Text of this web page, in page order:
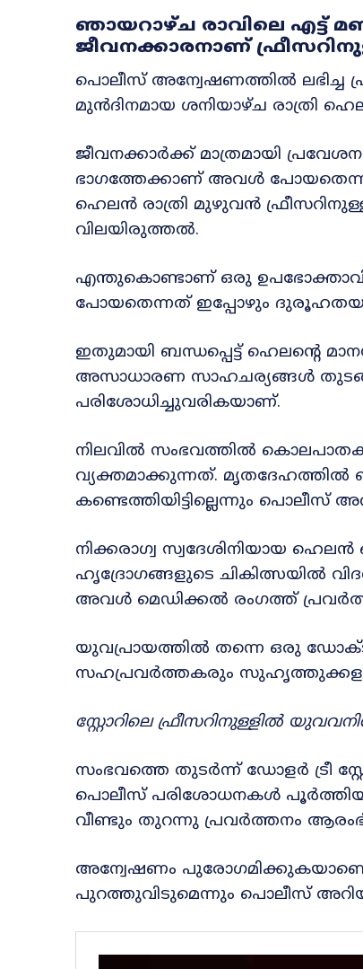
ഞായറാഴ്ച രാവിലെ എട്ട്
ജീവനക്കാരനാണ്
പൊലീസ് അന്വേഷണത്തിൽ ലഭിച്ച
മുൻദിനമായ ശനിയാഴ്ച രാത്രി
ജീവനക്കാർക്ക് മാത്രമായി
ഭാഗത്തേക്കാണ് അവൾ
ഹെലൻ രാത്രി മുഴുവൻ
വിലയിരുത്തൽ.
എന്തുകൊണ്ടാണ് ഒരു
പോയതെന്നത് ഇപ്പോഴും
ഇതുമായി ബന്ധപ്പെട്ട് ഹെലന്റെ
അസാധാരണ സാഹചര്യങ്ങൾ
പരിശോധിച്ചുവരികയാണ്.
നിലവിൽ സംഭവത്തിൽ
വ്യക്തമാക്കുന്നത്. മൃതദേഹത്തിൽ
കണ്ടെത്തിയിട്ടില്ലെന്നും പൊലീസ്
നിക്കരാഗ്വ സ്വദേശിനിയായ
ഹൃദ്രോഗങ്ങളുടെ ചികിത്സയിൽ
അവൾ മെഡിക്കൽ രംഗത്ത്
യുവപ്രായത്തിൽ തന്നെ ഒരു
സഹപ്രവർത്തകരും സുഹൃത്തുക്കളും
സ്റ്റോറിലെ ഫ്രീസറിനുള്ളിൽ
സംഭവത്തെ തുടർന്ന് ഡോളർ ട്രീ
പൊലീസ് പരിശോധനകൾ
വീണ്ടും തുറന്നു പ്രവർത്തനം
അന്വേഷണം
പുറത്തുവിടുമെന്നും പൊലീസ്